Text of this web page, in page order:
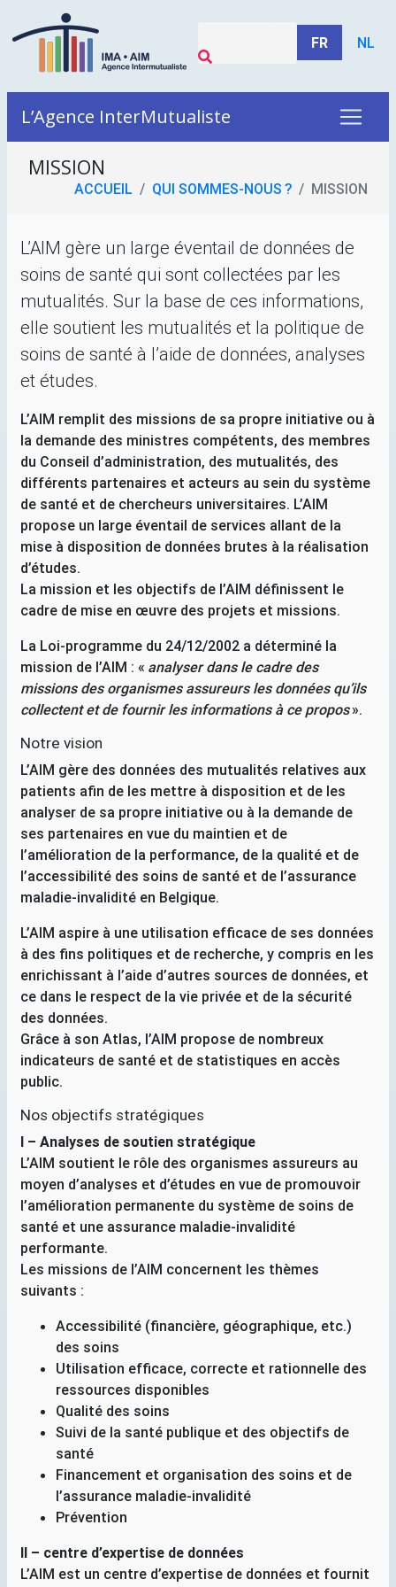
FR NL
L’Agence InterMutualiste
MISSION
ACCUEIL QUI SOMMES-NOUS ? MISSION
L’AIM gère un large éventail de données de
soins de santé qui sont collectées par les
mutualités. Sur la base de ces informations,
elle soutient les mutualités et la politique de
soins de santé à l’aide de données, analyses
et études.
L’AIM remplit des missions de sa propre initiative ou à
la demande des ministres compétents, des membres
du Conseil d’administration, des mutualités, des
différents partenaires et acteurs au sein du système
de santé et de chercheurs universitaires. L’AIM
propose un large éventail de services allant de la
mise à disposition de données brutes à la réalisation
d’études.
La mission et les objectifs de l’AIM définissent le
cadre de mise en œuvre des projets et missions.
La Loi-programme du 24/12/2002 a déterminé la
mission de l’AIM : « analyser dans le cadre des
missions des organismes assureurs les données qu’ils
collectent et de fournir les informations à ce propos ».
Notre vision
L’AIM gère des données des mutualités relatives aux
patients afin de les mettre à disposition et de les
analyser de sa propre initiative ou à la demande de
ses partenaires en vue du maintien et de
l’amélioration de la performance, de la qualité et de
l’accessibilité des soins de santé et de l’assurance
maladie-invalidité en Belgique.
L’AIM aspire à une utilisation efficace de ses données
à des fins politiques et de recherche, y compris en les
enrichissant à l’aide d’autres sources de données, et
ce dans le respect de la vie privée et de la sécurité
des données.
Grâce à son Atlas, l’AIM propose de nombreux
indicateurs de santé et de statistiques en accès
public.
Nos objectifs stratégiques
I – Analyses de soutien stratégique
L’AIM soutient le rôle des organismes assureurs au
moyen d’analyses et d’études en vue de promouvoir
l’amélioration permanente du système de soins de
santé et une assurance maladie-invalidité
performante.
Les missions de l’AIM concernent les thèmes
suivants :
Accessibilité (financière, géographique, etc.)
des soins
Utilisation efficace, correcte et rationnelle des
ressources disponibles
Qualité des soins
Suivi de la santé publique et des objectifs de
santé
Financement et organisation des soins et de
l’assurance maladie-invalidité
Prévention
II – centre d’expertise de données
L’AIM est un centre d’expertise de données et fournit